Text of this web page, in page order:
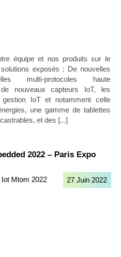
équipe et nos produits sur le
exposés : De nouvelles
multi-protocoles haute
nouveaux capteurs IoT, les
gestion IoT et notamment celle
une gamme de tablettes
et des [...]
2022 – Paris Expo
27 Juin 2022